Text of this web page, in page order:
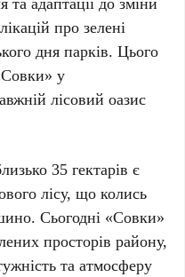
про зелені
дня парків. Цього
Совки» у
лісовий оазис
35 гектарів є
лісу, що колись
. Сьогодні «Совки»
просторів району,
та атмосферу